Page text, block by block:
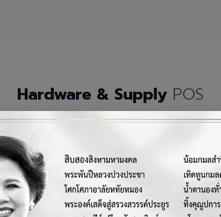
Hardware & Supply POS
ณ์เครื่องมือฮาร์ดแวร์และวัสดุสิ้นเปลืองคุณภาพสูงสำหรับระบบ